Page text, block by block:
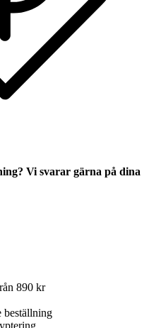
Vi svarar gärna på dina
890 kr
beställning